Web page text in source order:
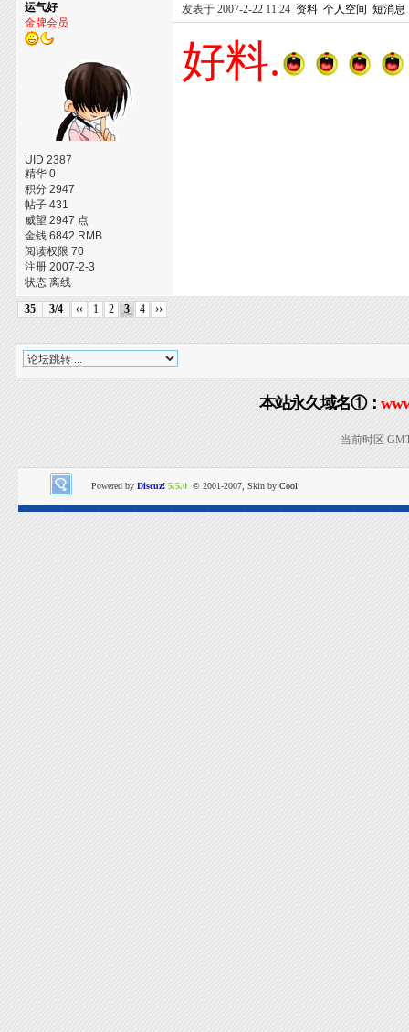
运气好
金牌会员
UID 2387
精华 0
积分 2947
帖子 431
威望 2947 点
金钱 6842 RMB
阅读权限 70
注册 2007-2-3
状态 离线
发表于 2007-2-22 11:24 资料 个人空间 短消息
好料.
35 3/4 ‹‹ 1 2 3 4 ››
本站永久域名①：
当前时区
Powered by Discuz! 5.5.0 © 2001-2007, Skin by Cool